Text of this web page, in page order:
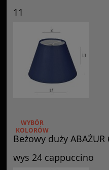
11
Beżowy duży
wys 24 cappuccino
WYBÓR
KOLORÓW